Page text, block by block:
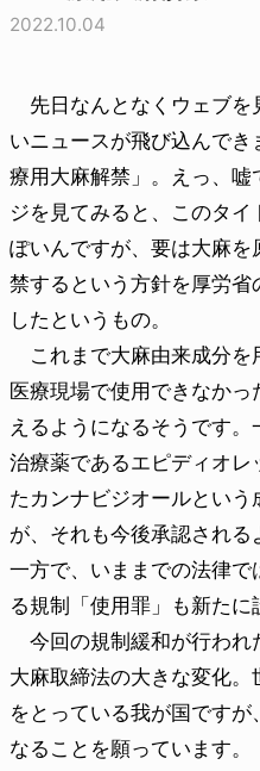
2022.10.04
先日なんとなくウェブを
いニュースが飛び込んで
療用大麻解禁」。えっ、
ジを見てみると、このタ
ぽいんですが、要は大麻
禁するという方針を厚労
したというもの。
これまで大麻由来成分を
医療現場で使用できなか
えるようになるそうです
治療薬であるエピディオ
たカンナビジオールとい
が、それも今後承認され
一方で、いままでの法律
る規制「使用罪」も新たに
今回の規制緩和が行われ
大麻取締法の大きな変化
をとっている我が国です
なることを願っています。